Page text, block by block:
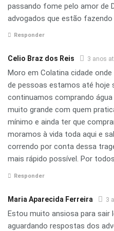
passando fome pelo amor de
advogados que estão
Responder
Celio Braz dos Reis 3 anos
Moro em Colatina cidade
de pessoas estamos até hoje
continuamos comprando
muito grande com quem
mínimo e ainda ter que
moramos à vida toda aqui e
correndo por conta dessa
mais rápido possível. Por
Responder
Maria Aparecida Ferreira 3
Estou muito ansiosa para sair
aguardando respostas dos